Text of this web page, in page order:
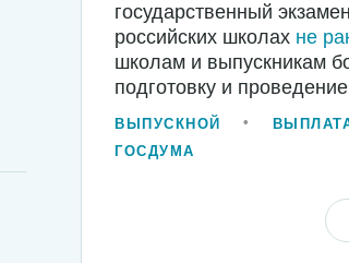
государственный
российских школах не
школам и выпускникам
подготовку и
ВЫПУСКНОЙ
ГОСДУМА